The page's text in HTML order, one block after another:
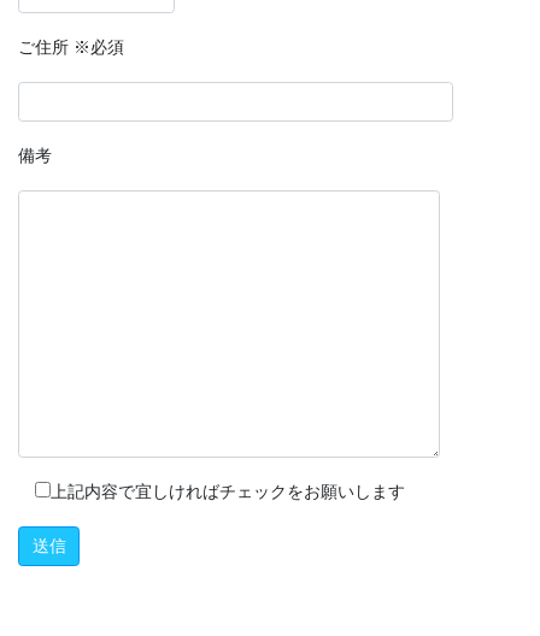
ご住所 ※必須
備考
上記内容で宜しければチェックをお願いします